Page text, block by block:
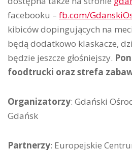
facebooku – fb.com/
kibiców dopingujących na
będą dodatkowo klaskacze,
będzie jeszcze głośniejszy.
foodtrucki oraz strefa
Organizatorzy: Gdański
Gdańsk
Partnerzy: Europejskie